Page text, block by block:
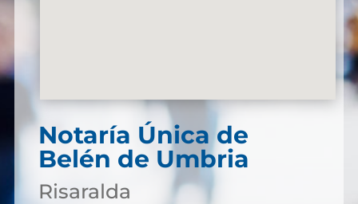
Notaría Única de
Belén de Umbria
Risaralda